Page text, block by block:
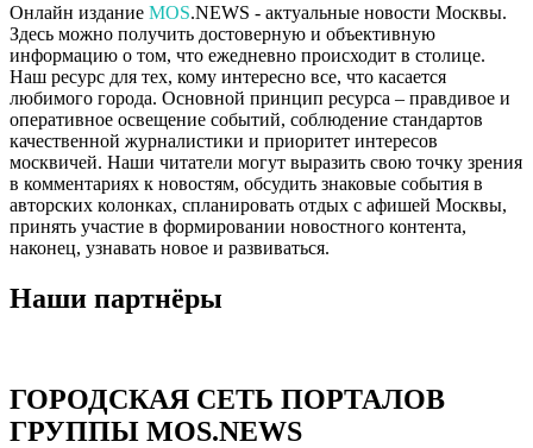
Онлайн издание MOS.NEWS - актуальные новости Москвы.
Здесь можно получить достоверную и объективную
информацию о том, что ежедневно происходит в столице.
Наш ресурс для тех, кому интересно все, что касается
любимого города. Основной принцип ресурса – правдивое и
оперативное освещение событий, соблюдение стандартов
качественной журналистики и приоритет интересов
москвичей. Наши читатели могут выразить свою точку зрения
в комментариях к новостям, обсудить знаковые события в
авторских колонках, спланировать отдых с афишей Москвы,
принять участие в формировании новостного контента,
наконец, узнавать новое и развиваться.
Наши партнёры
ГОРОДСКАЯ СЕТЬ ПОРТАЛОВ
ГРУППЫ MOS.NEWS